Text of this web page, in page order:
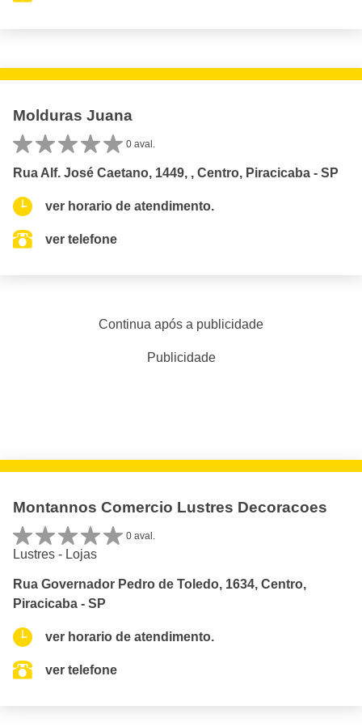
Molduras Juana
0 aval.
Rua Alf. José Caetano, 1449, , Centro, Piracicaba - SP
ver horario de atendimento.
ver telefone
Continua após a publicidade
Publicidade
Montannos Comercio Lustres Decoracoes
0 aval.
Lustres - Lojas
Rua Governador Pedro de Toledo, 1634, Centro,
Piracicaba - SP
ver horario de atendimento.
ver telefone